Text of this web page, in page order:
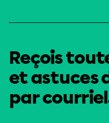
Reçois
et astuces
par